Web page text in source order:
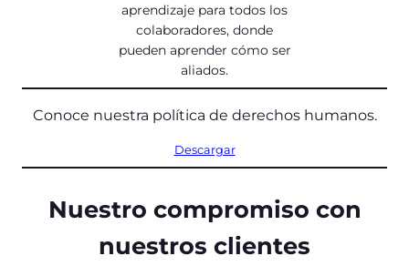
aprendizaje para todos los
colaboradores, donde
pueden aprender cómo ser
aliados.
Conoce nuestra política de derechos humanos.
Descargar
Nuestro compromiso con
nuestros clientes